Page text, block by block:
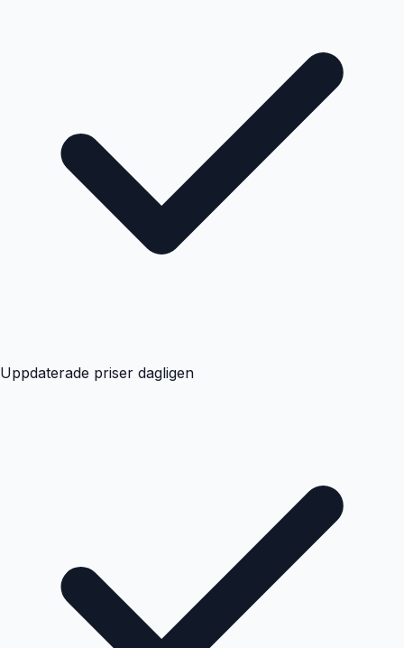
Uppdaterade priser dagligen